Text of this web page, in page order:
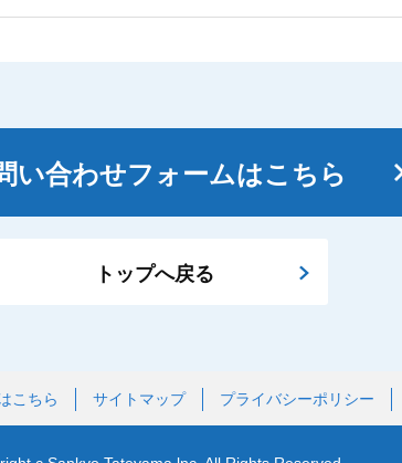
い合わせフォームはこちら
トップへ戻る
こちら サイトマップ プライバシーポリシー